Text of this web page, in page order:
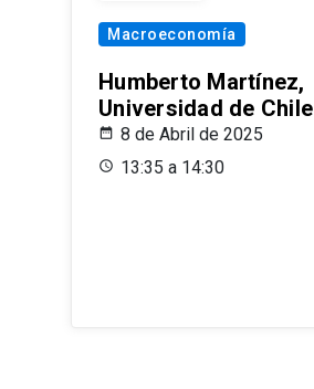
Macroeconomía
Humberto Martínez,
Universidad de Chile
8 de Abril de 2025
13:35 a 14:30